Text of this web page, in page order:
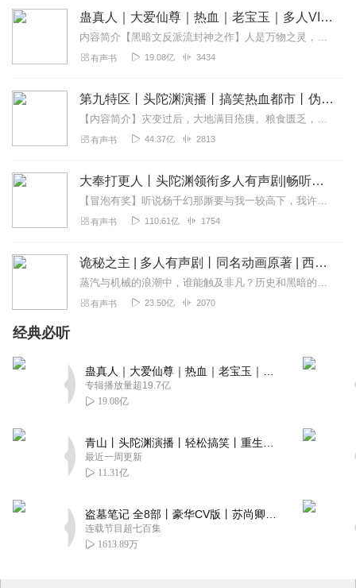
蛊真人｜大爱仙尊｜热血｜老宝玉｜多人VIP免费有声剧
内容简介【黑暗文反派流封神之作】人是万物之灵，蛊是天地真精。一个穿越者不断重生的故事。一个养蛊、炼蛊、用蛊的奇特世界。配音组（男角色）老宝玉旁白...
有声书 19.08亿 3434
第九特区丨头陀渊演播丨搞笑热血都市丨伪戒丨VIP免费多人有声剧
【内容简介】灾变过后，大地满目疮痍。粮食匮乏，资源紧俏，局势混乱……一位从待规划区杀出来的青年，背对着漫天黄沙，孤身来到九区谋生，却不曾想偶然结识三五好友，一念...
有声书 44.37亿 2813
大奉打更人丨头陀渊领衔多人有声剧|畅听全集|王鹤棣、田曦薇主演影视剧原著|卖报小郎君
【冒泡有奖】听说杨千幻那厮要与我一较高下，我许七安要开始装叉了！快进入声音播放页戳下方输入框，冒个泡偷偷告诉我，我要用哪些诗词才能胜过他？说得好的，有赏！202...
有声书 110.61亿 1754
诡秘之主 | 多人有声剧丨同名动画原著 | 西幻克苏鲁 | 乌贼作品
蒸汽与机械的浪潮中，谁能触及非凡？历史和黑暗的迷雾里，又是谁在耳语？我从诡秘中醒来，睁眼看见这个世界：枪械，大炮，巨舰，飞空艇，差分机；魔药，占卜，诅咒，倒吊人...
有声书 23.50亿 2070
经典必听
专辑播放量超19.7亿
19.08亿
最近一周更新
11.31亿
连载节目超七百集
1613.89万